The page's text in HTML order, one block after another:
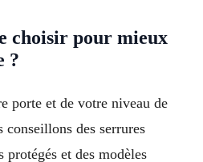
choisir pour mieux
?
porte et de votre niveau de
conseillons des serrures
protégés et des modèles